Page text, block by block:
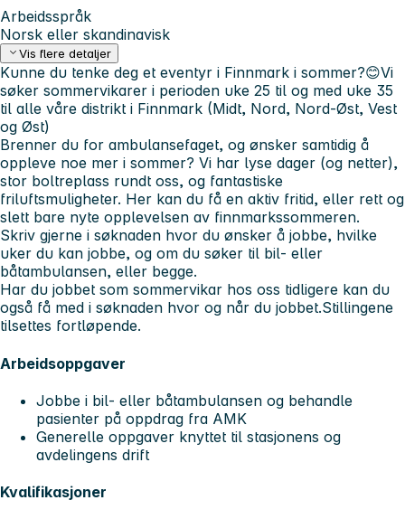
Arbeidsspråk
Norsk eller skandinavisk
Vis flere detaljer
Kunne du tenke deg et eventyr i Finnmark i sommer?😊Vi
søker sommervikarer i perioden uke 25 til og med uke 35
til alle våre distrikt i Finnmark (Midt, Nord, Nord-Øst, Vest
og Øst)
Brenner du for ambulansefaget, og ønsker samtidig å
oppleve noe mer i sommer? Vi har lyse dager (og netter),
stor boltreplass rundt oss, og fantastiske
friluftsmuligheter. Her kan du få en aktiv fritid, eller rett og
slett bare nyte opplevelsen av finnmarkssommeren.
Skriv gjerne i søknaden hvor du ønsker å jobbe, hvilke
uker du kan jobbe, og om du søker til bil- eller
båtambulansen, eller begge.
Har du jobbet som sommervikar hos oss tidligere kan du
også få med i søknaden hvor og når du jobbet.Stillingene
tilsettes fortløpende.
Arbeidsoppgaver
Jobbe i bil- eller båtambulansen og behandle
pasienter på oppdrag fra AMK
Generelle oppgaver knyttet til stasjonens og
avdelingens drift
Kvalifikasjoner